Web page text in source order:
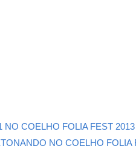
NO COELHO FOLIA FEST 2013
NO COELHO FOLIA